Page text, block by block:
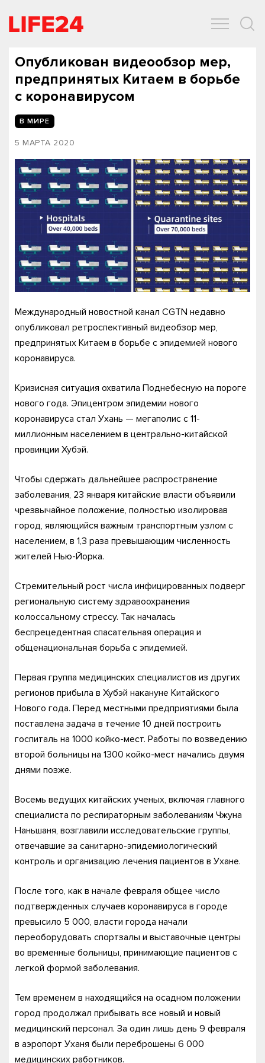
Опубликован видеообзор мер,
предпринятых Китаем в борьбе
с коронавирусом
В МИРЕ
5 МАРТА 2020
Международный новостной канал CGTN недавно
опубликовал ретроспективный видеобзор мер,
предпринятых Китаем в борьбе с эпидемией нового
коронавируса.
Кризисная ситуация охватила Поднебесную на пороге
нового года. Эпицентром эпидемии нового
коронавируса стал Ухань — мегаполис с 11-
миллионным населением в центрально-китайской
провинции Хубэй.
Чтобы сдержать дальнейшее распространение
заболевания, 23 января китайские власти объявили
чрезвычайное положение, полностью изолировав
город, являющийся важным транспортным узлом с
населением, в 1,3 раза превышающим численность
жителей Нью-Йорка.
Стремительный рост числа инфицированных подверг
региональную систему здравоохранения
колоссальному стрессу. Так началась
беспрецедентная спасательная операция и
общенациональная борьба с эпидемией.
Первая группа медицинских специалистов из других
регионов прибыла в Хубэй накануне Китайского
Нового года. Перед местными предприятиями была
поставлена задача в течение 10 дней построить
госпиталь на 1000 койко-мест. Работы по возведению
второй больницы на 1300 койко-мест начались двумя
днями позже.
Восемь ведущих китайских ученых, включая главного
специалиста по респираторным заболеваниям Чжуна
Наньшаня, возглавили исследовательские группы,
отвечавшие за санитарно-эпидемиологический
контроль и организацию лечения пациентов в Ухане.
После того, как в начале февраля общее число
подтвержденных случаев коронавируса в городе
превысило 5 000, власти города начали
переоборудовать спортзалы и выставочные центры
во временные больницы, принимающие пациентов с
легкой формой заболевания.
Тем временем в находящийся на осадном положении
город продолжал прибывать все новый и новый
медицинский персонал. За один лишь день 9 февраля
в аэропорт Уханя были переброшены 6 000
медицинских работников.